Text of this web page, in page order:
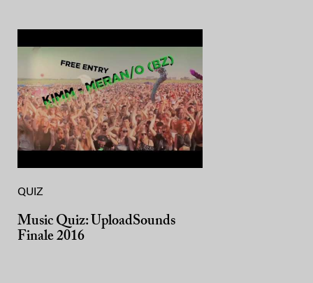
QUIZ
Music Quiz: UploadSounds
Finale 2016